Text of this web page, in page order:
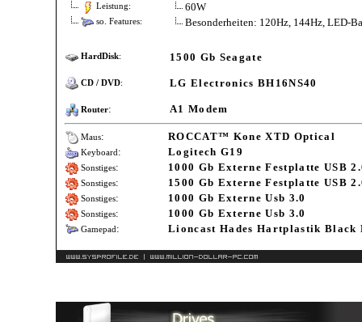
Leistung: 60W
so. Features: Besonderheiten: 120Hz, 144Hz, LED-
HardDisk: 1500 Gb Seagate
CD / DVD: LG Electronics BH16NS40
Router: A1 Modem
Maus: ROCCAT™ Kone XTD Optical
Keyboard: Logitech G19
Sonstiges: 1000 Gb Externe Festplatte USB
Sonstiges: 1500 Gb Externe Festplatte USB
Sonstiges: 1000 Gb Externe Usb 3.0
Sonstiges: 1000 Gb Externe Usb 3.0
Gamepad: Lioncast Hades Hartplastik Black